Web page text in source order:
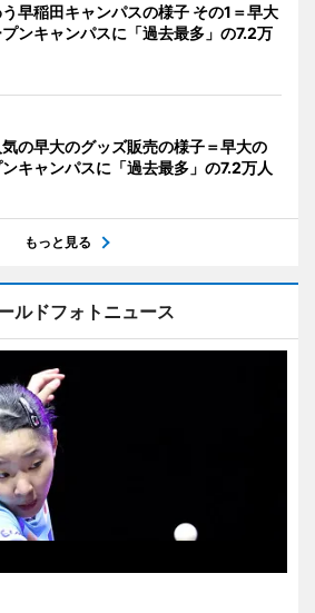
早稲田キャンパスの様子 その1＝早大
ンキャンパスに「過去最多」の7.2万
の早大のグッズ販売の様子＝早大の
キャンパスに「過去最多」の7.2万人
もっと見る
ルドフォトニュース